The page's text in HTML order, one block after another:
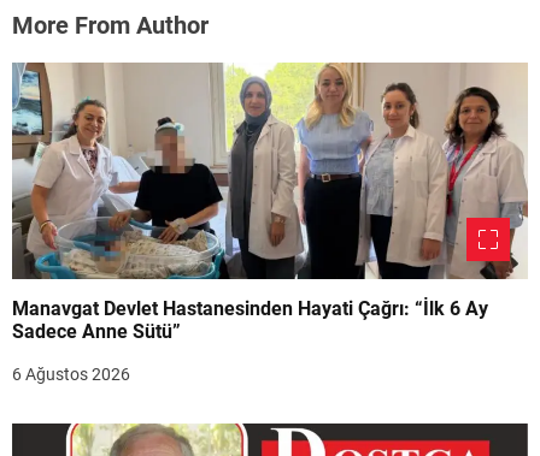
More From Author
Manavgat Devlet Hastanesinden Hayati Çağrı: “İlk 6 Ay
Sadece Anne Sütü”
6 Ağustos 2026